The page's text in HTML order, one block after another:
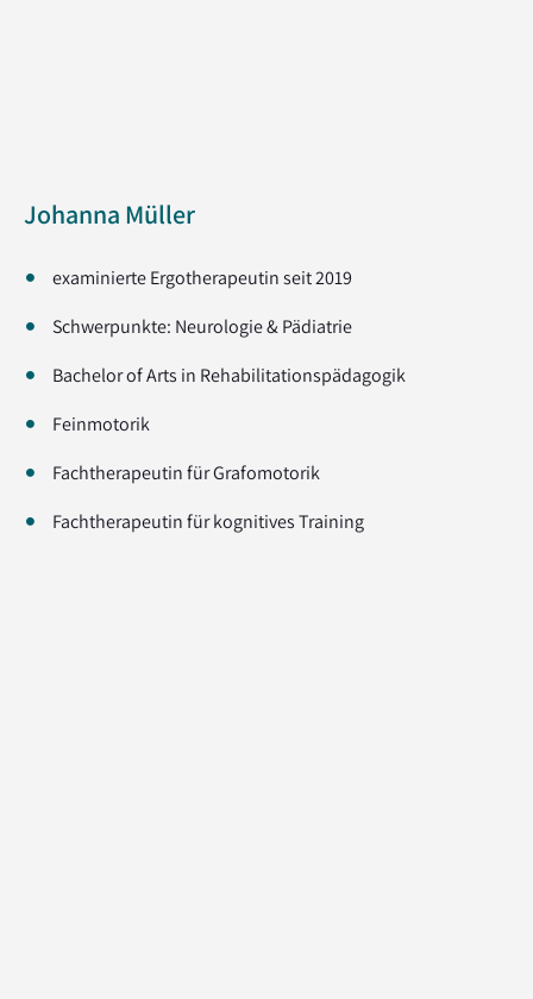
Johanna Müller
examinierte Ergotherapeutin seit 2019
Schwerpunkte: Neurologie & Pädiatrie
Bachelor of Arts in Rehabilitationspädagogik
Feinmotorik
Fachtherapeutin für Grafomotorik
Fachtherapeutin für kognitives Training